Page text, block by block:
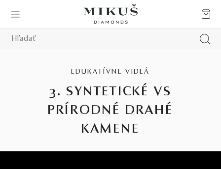
EDUKATÍVNE VIDEÁ
3. SYNTETICKÉ VS
PRÍRODNÉ DRAHÉ
KAMENE